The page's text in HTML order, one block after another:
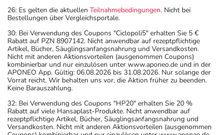
26: Es gelten die aktuellen Teilnahmebedingungen. Nicht bei
Bestellungen über Vergleichsportale.
30: Bei Verwendung des Coupons "Ciclopoli5" erhalten Sie 5 €
Rabatt auf PZN 8907142. Nicht anwendbar auf rezeptpflichtige
Artikel, Bücher, Säuglingsanfangsnahrung und Versandkosten.
Nicht mit anderen Aktionsvorteilen (ausgenommen Coupons)
kombinierbar und nur einzulösen unter www.aponeo.de und in der
APONEO App. Gültig: 06.08.2026 bis 31.08.2026. Nur solange der
Vorrat reicht. Wir behalten uns vor, die Aktion früher zu beenden.
Keine Barauszahlung.
32: Bei Verwendung des Coupons "HP20" erhalten Sie 20 %
Rabatt auf viele Hansaplast-Produkte. Nicht anwendbar auf
rezeptpflichtige Artikel, Bücher, Säuglingsanfangsnahrung und
Versandkosten. Nicht mit anderen Aktionsvorteilen (ausgenommen